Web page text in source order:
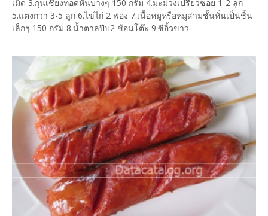
เม็ด 3.กุนเชียงทอดหั่นบางๆ 150 กรัม 4.มะม่วงเปรี้ยวซอย 1-2 ลูก
5.แตงกวา 3-5 ลูก 6.ไข่ไก่ 2 ฟอง 7.เนื้อหมูหรือหมูสามชั้นหั่นเป็นชิ้น
เล็กๆ 150 กรัม 8.น้ำตาลปีบ2 ช้อนโต๊ะ 9.ซีอิ้วขาว